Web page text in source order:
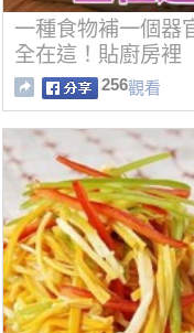
一種食物補一個器
全在這！貼廚房裡
256觀看